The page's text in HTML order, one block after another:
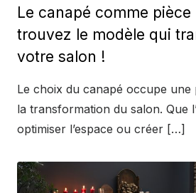
Le canapé comme pièce
trouvez le modèle qui
votre salon !
Le choix du canapé occupe une
la transformation du salon. Que
optimiser l’espace ou créer […]